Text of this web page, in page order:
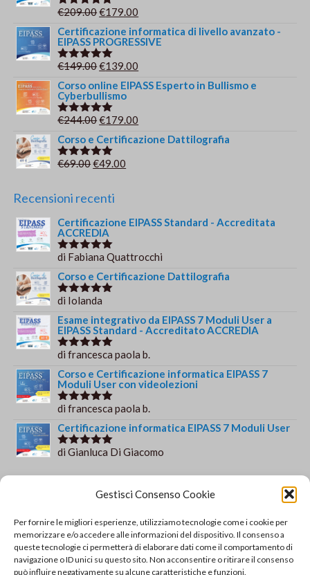
Gestisci Consenso Cookie
Per fornire le migliori esperienze, utilizziamo tecnologie come i cookie per
memorizzare e/o accedere alle informazioni del dispositivo. Il consenso a
queste tecnologie ci permetterà di elaborare dati come il comportamento di
navigazione o ID unici su questo sito. Non acconsentire o ritirare il consenso
può influire negativamente su alcune caratteristiche e funzioni.
era:
Valutato
€209.00Il
prezzo
originale
era:
€179.00
prezzo
attuale
Certificazione informatica di livello avanzato -
EIPASS PROGRESSIVE
Valutato
€149.00Il
prezzo
originale
era:
€139.00
prezzo
Corso online EIPASS Esperto in Bullismo e
Cyberbullismo
Valutato
€244.00Il
prezzo
originale
era:
€179.00
prezzo
Corso e Certificazione Dattilografia
Valutato
€69.00Il
originale
€69.00.
€49.00
€49.00.
Recensioni recenti
Certificazione EIPASS Standard - Accreditata
ACCREDIA
Valutato5
di Fabiana Quattrocchi
Corso e Certificazione Dattilografia
Valutato5
di Iolanda
Esame integrativo da EIPASS 7 Moduli User a
EIPASS Standard - Accreditato ACCREDIA
Valutato5
di francesca paola b.
Corso e Certificazione informatica EIPASS 7
Moduli User con videolezioni
Valutato5
di francesca paola b.
Certificazione informatica EIPASS 7 Moduli User
Valutato5
di Gianluca Di Giacomo
84013 Cava de' Tirreni
+39 329 952 9244
info@solsisacademy.it